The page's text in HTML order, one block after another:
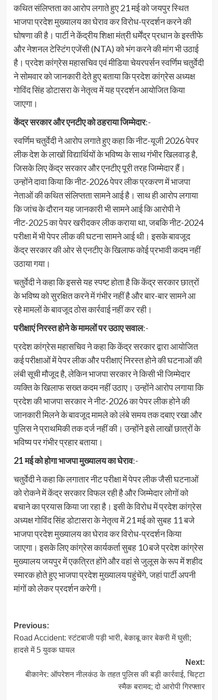
कथित संलिप्तता का आरोप लगाते हुए 21 मई को जयपुर स्थित
भाजपा प्रदेश मुख्यालय का घेराव कर विरोध-प्रदर्शन करने की
घोषणा की है। पार्टी ने केंद्रीय शिक्षा मंत्री धर्मेंद्र प्रधान के इस्तीफे
और नेशनल टेस्टिंग एजेंसी (NTA) को भंग करने की मांग भी उठाई
है। प्रदेश कांग्रेस महासचिव एवं मीडिया चेयरपर्सन स्वर्णिम चतुर्वेदी
ने सोमवार को जानकारी देते हुए बताया कि प्रदेश कांग्रेस अध्यक्ष
गोविंद सिंह डोटासरा के नेतृत्व में यह प्रदर्शन आयोजित किया
जाएगा।
केंद्र सरकार और एनटीए को ठहराया जिम्मेदार:-
स्वर्णिम चतुर्वेदी ने आरोप लगाते हुए कहा कि नीट-यूजी 2026 पेपर
लीक देश के लाखों विद्यार्थियों के भविष्य के साथ गंभीर खिलवाड़ है,
जिसके लिए केंद्र सरकार और एनटीए पूरी तरह जिम्मेदार हैं।
उन्होंने दावा किया कि नीट-2026 पेपर लीक प्रकरण में भाजपा
नेताओं की कथित संलिप्तता सामने आई है। साथ ही आरोप लगाया
कि जांच के दौरान यह जानकारी भी सामने आई कि आरोपी ने
नीट-2025 का पेपर खरीदकर लीक कराया था, जबकि नीट-2024
परीक्षा में भी पेपर लीक की घटना सामने आई थी। इसके बावजूद
केंद्र सरकार की ओर से एनटीए के खिलाफ कोई प्रभावी कदम नहीं
उठाया गया।
चतुर्वेदी ने कहा कि इससे यह स्पष्ट होता है कि केंद्र सरकार छात्रों
के भविष्य को सुरक्षित करने में गंभीर नहीं है और बार-बार सामने आ
रहे मामलों के बावजूद ठोस कार्रवाई नहीं कर रही।
परीक्षाएं निरस्त होने के मामलों पर उठाए सवाल:-
प्रदेश कांग्रेस महासचिव ने कहा कि केंद्र सरकार द्वारा आयोजित
कई परीक्षाओं में पेपर लीक और परीक्षाएं निरस्त होने की घटनाओं की
लंबी सूची मौजूद है, लेकिन भाजपा सरकार ने किसी भी जिम्मेदार
व्यक्ति के खिलाफ सख्त कदम नहीं उठाए। उन्होंने आरोप लगाया कि
प्रदेश की भाजपा सरकार ने नीट-2026 का पेपर लीक होने की
जानकारी मिलने के बावजूद मामले को लंबे समय तक दबाए रखा और
पुलिस ने प्राथमिकी तक दर्ज नहीं की। उन्होंने इसे लाखों छात्रों के
भविष्य पर गंभीर प्रहार बताया।
21 मई को होगा भाजपा मुख्यालय का घेराव:-
चतुर्वेदी ने कहा कि लगातार नीट परीक्षा में पेपर लीक जैसी घटनाओं
को रोकने में केंद्र सरकार विफल रही है और जिम्मेदार लोगों को
बचाने का प्रयास किया जा रहा है। इसी के विरोध में प्रदेश कांग्रेस
अध्यक्ष गोविंद सिंह डोटासरा के नेतृत्व में 21 मई को सुबह 11 बजे
भाजपा प्रदेश मुख्यालय का घेराव कर विरोध-प्रदर्शन किया
जाएगा। इसके लिए कांग्रेस कार्यकर्ता सुबह 10 बजे प्रदेश कांग्रेस
मुख्यालय जयपुर में एकत्रित होंगे और वहां से जुलूस के रूप में शहीद
स्मारक होते हुए भाजपा प्रदेश मुख्यालय पहुंचेंगे, जहां पार्टी अपनी
मांगों को लेकर प्रदर्शन करेगी।
Post
navigation
Previous:
Road Accident: स्टंटबाजी पड़ी भारी, बेकाबू कार बेकरी में घुसी;
हादसे में 5 युवक घायल
Next:
बीकानेर: ऑपरेशन नीलकंठ के तहत पुलिस की बड़ी कार्रवाई, चिट्टा
स्मैक बरामद; दो आरोपी गिरफ्तार